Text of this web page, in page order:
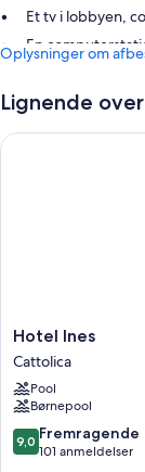
Et tv i lobbyen,
En
receptionen
Vaskeriservice,
Værelsesfaciliteter
Oplysninger om
Lignende
Hotel
Ines
Cattolica
Hotel Ines
Cattolica
Pool
Børnepool
9.0
ud
9,0 Fremragende
101 anmeldelser
Hotel Ines